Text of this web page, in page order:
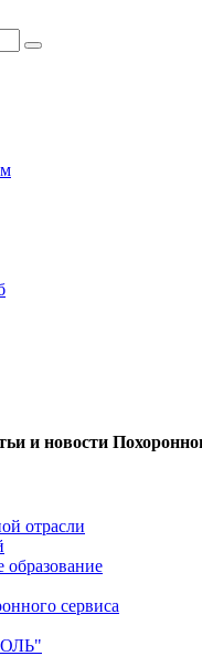
и новости
отрасли
образование
сервиса